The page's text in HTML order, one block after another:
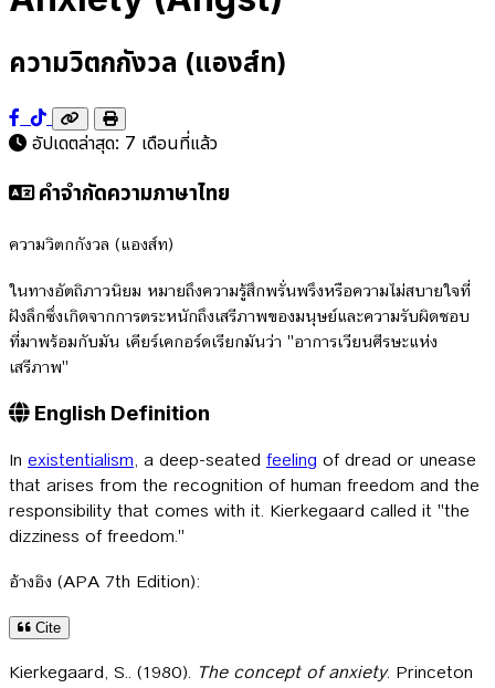
ความวิตกกังวล (แองส์ท)
อัปเดตล่าสุด: 7 เดือนที่แล้ว
คำจำกัดความภาษาไทย
ความวิตกกังวล (แองส์ท)
ในทางอัตถิภาวนิยม หมายถึงความรู้สึกพรั่นพรึงหรือความไม่สบายใจที่
ฝังลึกซึ่งเกิดจากการตระหนักถึงเสรีภาพของมนุษย์และความรับผิดชอบ
ที่มาพร้อมกับมัน เคียร์เคกอร์ดเรียกมันว่า "อาการเวียนศีรษะแห่ง
เสรีภาพ"
English Definition
In existentialism, a deep-seated feeling of dread or unease
that arises from the recognition of human freedom and the
responsibility that comes with it. Kierkegaard called it "the
dizziness of freedom."
อ้างอิง (APA 7th Edition):
Cite
Kierkegaard, S.. (1980). The concept of anxiety. Princeton